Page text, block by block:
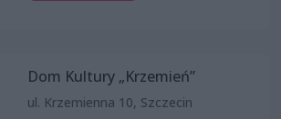
Dom Kultury „Krzemień”
ul. Krzemienna 10, Szczecin